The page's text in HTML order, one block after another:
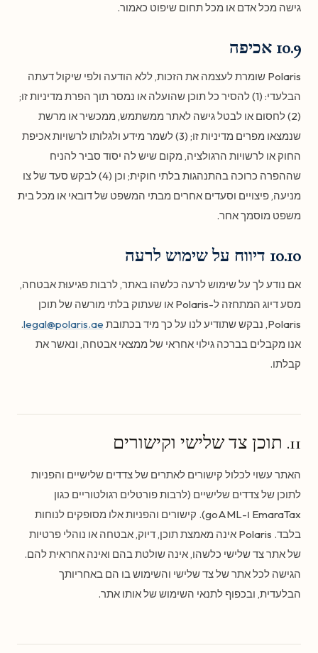
גישה מכל אדם או מכל תחום שיפוט כאמור.
10.9 אכיפה
Polaris שומרת לעצמה את הזכות, ללא הודעה ולפי שיקול דעתה
הבלעדי: (1) להסיר כל תוכן שהועלה או נמסר תוך הפרת מדיניות זו;
(2) לחסום או לבטל גישה לאתר ממשתמש, ממכשיר או מרשת
שנמצאו מפרים מדיניות זו; (3) לשמר מידע ולגלותו לרשויות אכיפת
החוק או לרשויות הרגולציה, מקום שיש לה יסוד סביר להניח
שההפרה כרוכה בהתנהגות בלתי חוקית; וכן (4) לבקש סעד של צו
מניעה, פיצויים וסעדים אחרים מבתי המשפט של דובאי או מכל בית
משפט מוסמך אחר.
10.10 דיווח על שימוש לרעה
אם נודע לך על שימוש לרעה כלשהו באתר, לרבות פגיעוּת אבטחה,
מסע דיוג המתחזה ל-Polaris או שעתוק בלתי מורשה של תוכן
Polaris, נבקש שתודיע לנו על כך מיד בכתובת
legal@polaris.ae
.
אנו מקבלים בברכה גילוי אחראי של ממצאי אבטחה, ונאשר את
קבלתו.
11. תוכן צד שלישי וקישורים
האתר עשוי לכלול קישורים לאתרים של צדדים שלישיים והפניות
לתוכן של צדדים שלישיים (לרבות פורטלים רגולטוריים כגון
EmaraTax ו-goAML). קישורים והפניות אלו מסופקים לנוחות
בלבד. Polaris אינה מאמצת תוכן, דיוק, אבטחה או נוהלי פרטיות
של אתר צד שלישי כלשהו, אינה שולטת בהם ואינה אחראית להם.
הגישה לכל אתר של צד שלישי והשימוש בו הם באחריותך
הבלעדית, ובכפוף לתנאי השימוש של אותו אתר.